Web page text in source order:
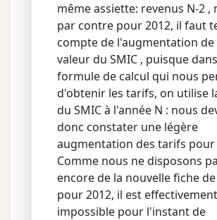
même assiette: revenus N-2 ,
par contre pour 2012, il faut
compte de l'augmentation de
valeur du SMIC , puisque
formule de calcul qui nous
d'obtenir les tarifs, on utilise
du SMIC à l'année N : nous
donc constater une légère
augmentation des tarifs pour
Comme nous ne disposons
encore de la nouvelle fiche
pour 2012, il est effectivement
impossible pour l'instant de